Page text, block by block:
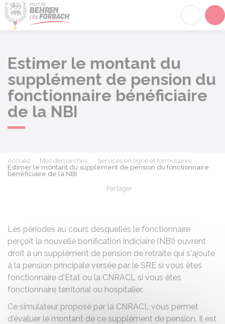
Estimer le montant du
supplément de pension du
fonctionnaire bénéficiaire
de la NBI
Accueil Mes démarches
Services en ligne et formulaires
Estimer le montant du supplément de pension du fonctionnaire
bénéficiaire de la NBI
Partager
Les périodes au cours desquelles le fonctionnaire
perçoit la nouvelle bonification indiciaire (NBI) ouvrent
droit à un supplément de pension de retraite qui s'ajoute
à la pension principale versée par le SRE si vous êtes
fonctionnaire d'État ou la CNRACL si vous êtes
fonctionnaire territorial ou hospitalier.
Ce simulateur proposé par la CNRACL vous permet
d'évaluer le montant de ce supplément de pension. Il est